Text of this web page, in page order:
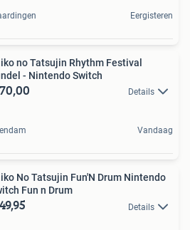
Eergisteren
no Tatsujin Rhythm Festival
- Nintendo Switch
Details
Vandaag
No Tatsujin Fun'N Drum Nintendo
Fun n Drum
Details